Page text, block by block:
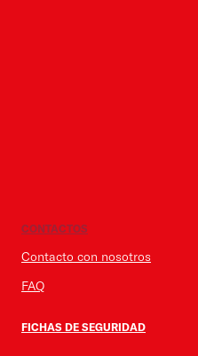
CONTACTOS
Contacto con nosotros
FAQ
FICHAS DE SEGURIDAD